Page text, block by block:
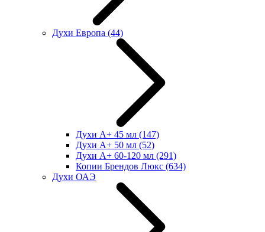
Духи Европа (44)
Духи А+ 45 мл (147)
Духи А+ 50 мл (52)
Духи А+ 60-120 мл (291)
Копии Брендов Люкс (634)
Духи ОАЭ